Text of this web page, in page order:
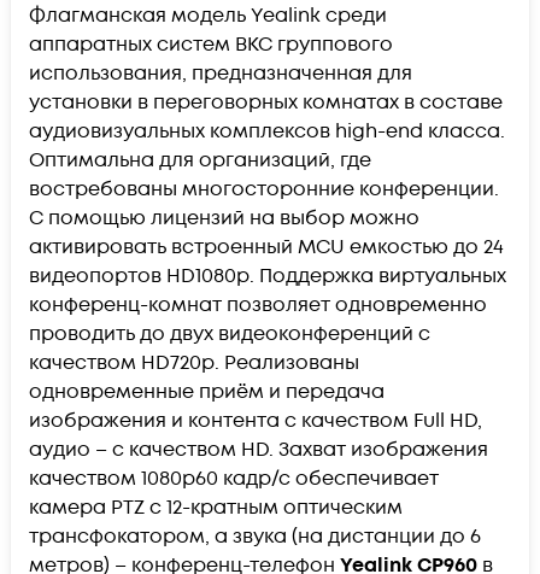
Флагманская модель Yealink среди
аппаратных систем ВКС группового
использования, предназначенная для
установки в переговорных комнатах в составе
аудиовизуальных комплексов high-end класса.
Оптимальна для организаций, где
востребованы многосторонние конференции.
С помощью лицензий на выбор можно
активировать встроенный MCU емкостью до 24
видеопортов HD1080p. Поддержка виртуальных
конференц-комнат позволяет одновременно
проводить до двух видеоконференций с
качеством HD720р. Реализованы
одновременные приём и передача
изображения и контента с качеством Full HD,
аудио – с качеством HD. Захват изображения
качеством 1080р60 кадр/с обеспечивает
камера PTZ с 12-кратным оптическим
трансфокатором, а звука (на дистанции до 6
метров) – конференц-телефон YealinkCP960 в